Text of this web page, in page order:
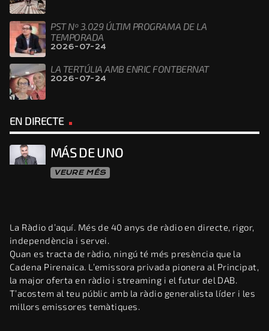
PST Nº 3.029 ÚLTIM PROGRAMA DE LA
TEMPORADA
2026-07-24
LA TERTÚLIA AMB ENRIC FONTBERNAT
2026-07-24
EN DIRECTE
MÁS DE UNO
VEURE MÉS
La Ràdio d’aquí. Més de 40 anys de ràdio en directe, rigor,
independència i servei.
Quan es tracta de ràdio, ningú té més presència que la
Cadena Pirenaica. L’emissora privada pionera al Principat,
la major oferta en ràdio i streaming i el futur del DAB.
T’acostem al teu públic amb la ràdio generalista líder i les
millors emissores temàtiques.